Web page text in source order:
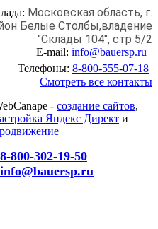
Московская область, г.
Белые Столбы,владение
"Склады 104", стр 5/2
E-mail: info@bauersp.ru
Телефоны: 8-800-555-07-18
Смотреть все контакты
- создание сайтов,
Яндекс Директ и
8-800-302-19-50
info@bauersp.ru